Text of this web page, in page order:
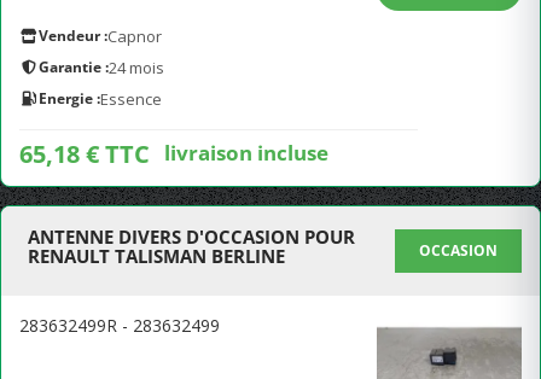
Vendeur :Capnor
Garantie :24 mois
Energie :Essence
65,18 € TTC livraison incluse
ANTENNE DIVERS D'OCCASION POUR
RENAULT TALISMAN BERLINE
OCCASION
283632499R - 283632499